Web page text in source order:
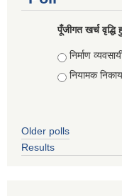
पूँजीगत खर्च
Choices
निर्माण
नियामक
Older polls
Results